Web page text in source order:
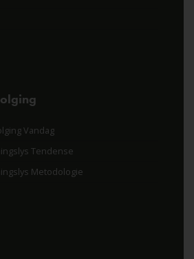
Vandag
Tendense
Metodologie